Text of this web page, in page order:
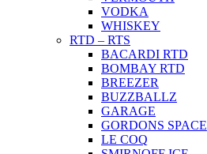
VODKA
WHISKEY
RTD – RTS
BACARDI RTD
BOMBAY RTD
BREEZER
BUZZBALLZ
GARAGE
GORDONS SPACE
LE COQ